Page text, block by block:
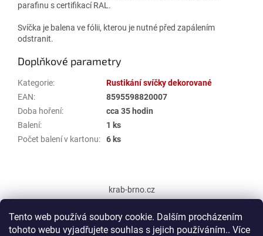
Tento web používá soubory cookie. Dalším procházením
tohoto webu vyjadřujete souhlas s jejich používáním.. Více
parafinu s certifikací RAL.
Svíčka je balena ve fólii, kterou je nutné před zapálením
odstranit.
Doplňkové parametry
Kategorie:
Rustikání svíčky dekorované
EAN:
8595598820007
Doba hoření:
cca 35 hodin
Balení:
1 ks
Počet balení v kartonu: 6 ks
p
krab-brno.cz